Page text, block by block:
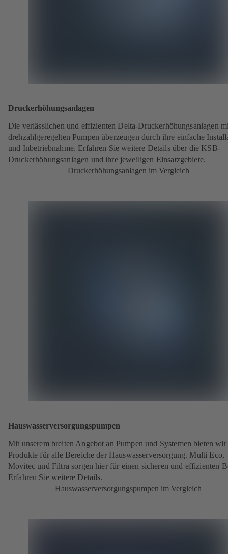
Druckerhöhungsanlagen
Die verlässlichen und effizienten Delta-Druckerhöhungsanlagen
drehzahlgeregelten Pumpen überzeugen durch ihre einfache
und Inbetriebnahme. Erfahren Sie weitere Details über die KSB-
Druckerhöhungsanlagen und ihre jeweiligen Einsatzgebiete.
Druckerhöhungsanlagen im Vergleich
Hauswasserversorgungspumpen
Mit unserem breiten Angebot an Pumpen und Systemen bieten wir
Produkte für alle Bereiche der Hauswasserversorgung. Multi Eco,
Movitec und Filtra sorgen hier für einen sicheren und effizienten
Erfahren Sie weitere Details.
Hauswasserversorgungspumpen im Vergleich